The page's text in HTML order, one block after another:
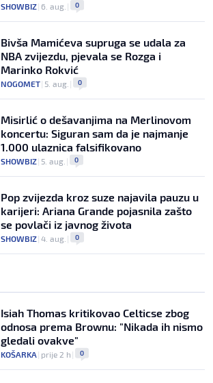
SHOWBIZ| 6. aug. | 0
Bivša Mamićeva supruga se udala za
NBA zvijezdu, pjevala se Rozga i
Marinko Rokvić
NOGOMET| 5. aug. | 0
Misirlić o dešavanjima na Merlinovom
koncertu: Siguran sam da je najmanje
1.000 ulaznica falsifikovano
SHOWBIZ| 5. aug. | 0
Pop zvijezda kroz suze najavila pauzu u
karijeri: Ariana Grande pojasnila zašto
se povlači iz javnog života
SHOWBIZ| 4. aug. | 0
Isiah Thomas kritikovao Celticse zbog
odnosa prema Brownu: "Nikada ih nismo
gledali ovakve"
KOŠARKA| prije 2 h | 0